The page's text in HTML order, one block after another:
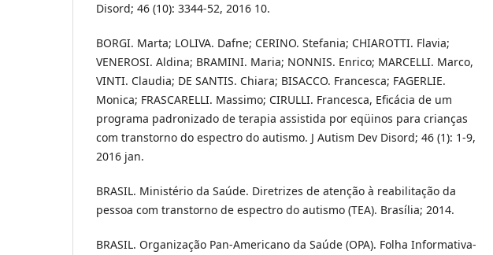
Disord; 46 (10): 3344-52, 2016 10.
BORGI. Marta; LOLIVA. Dafne; CERINO. Stefania; CHIAROTTI. Flavia;
VENEROSI. Aldina; BRAMINI. Maria; NONNIS. Enrico; MARCELLI. Marco,
VINTI. Claudia; DE SANTIS. Chiara; BISACCO. Francesca; FAGERLIE.
Monica; FRASCARELLI. Massimo; CIRULLI. Francesca, Eficácia de um
programa padronizado de terapia assistida por eqüinos para crianças
com transtorno do espectro do autismo. J Autism Dev Disord; 46 (1): 1-9,
2016 jan.
BRASIL. Ministério da Saúde. Diretrizes de atenção à reabilitação da
pessoa com transtorno de espectro do autismo (TEA). Brasília; 2014.
BRASIL. Organização Pan-Americano da Saúde (OPA). Folha Informativa-